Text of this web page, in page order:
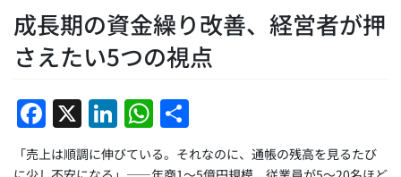
成長期の資金繰り改善、経営者が押
さえたい5つの視点
F
a
X Li
n
W
h 有
「売上は順調に伸びている。それなのに、通帳の残高を見るたび